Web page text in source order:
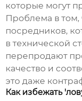
которые могут
Проблема в том,
посредников,
в технической
перепродают
качество и
это даже
Как избежать